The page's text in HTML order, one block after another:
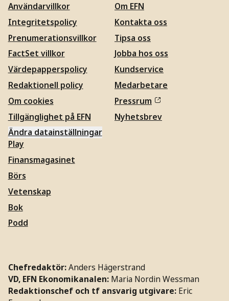
Användarvillkor
Integritetspolicy
Prenumerationsvillkor
FactSet villkor
Värdepapperspolicy
Redaktionell policy
Om cookies
Tillgänglighet på EFN
Ändra datainställningar
Om EFN
Kontakta oss
Tipsa oss
Jobba hos oss
Kundservice
Medarbetare
Pressrum
Nyhetsbrev
Play
Finansmagasinet
Börs
Vetenskap
Bok
Podd
Chefredaktör:Anders Hägerstrand
VD, EFN Ekonomikanalen: Maria Nordin Wessman
Redaktionschef och tf ansvarig utgivare: Eric